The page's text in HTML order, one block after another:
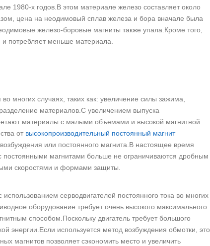
1980-х годов.В этом материале железо составляет около
цена на неодимовый сплав железа и бора вначале была
железо-боровые магниты также упала.Кроме того,
потребляет меньше материала.
многих случаях, таких как: увеличение силы зажима,
материалов.С увеличением выпуска
материалы с малыми объемами и высокой магнитной
от высокопроизводительный постоянный магнит
или постоянного магнита.В настоящее время
постоянными магнитами больше не ограничиваются дробным
скоростями и формами защиты.
серводвигателей постоянного тока во многих
оборудование требует очень высокого максимального
способом.Поскольку двигатель требует большого
энергии.Если используется метод возбуждения обмотки, это
магнитов позволяет сэкономить место и увеличить